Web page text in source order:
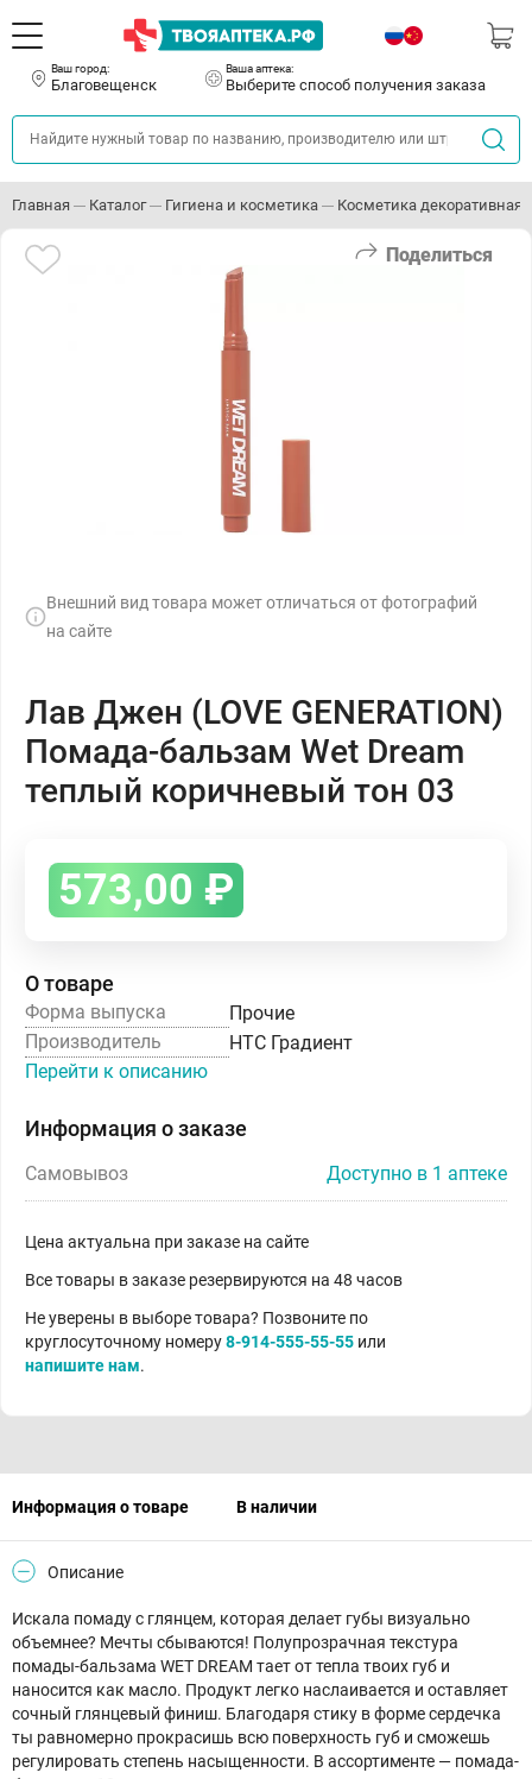
Ваш город:
Благовещенск
Ваша аптека:
Выберите способ получения заказа
Главная Каталог Гигиена и косметика Косметика декоративная
Поделиться
Внешний вид товара может отличаться от фотографий
на сайте
Лав Джен (LOVE GENERATION)
Помада-бальзам Wet Dream
теплый коричневый тон 03
573,00 ₽
О товаре
Форма выпуска
Прочие
Производитель
НТС Градиент
Перейти к описанию
Информация о заказе
Самовывоз Доступно в 1 аптеке
Цена актуальна при заказе на сайте
Все товары в заказе резервируются на 48 часов
Не уверены в выборе товара? Позвоните по
круглосуточному номеру8-914-555-55-55 или
напишите нам.
Информация о товаре В наличии
Описание
Искала помаду с глянцем, которая делает губы визуально
объемнее? Мечты сбываются! Полупрозрачная текстура
помады-бальзама WET DREAM тает от тепла твоих губ и
наносится как масло. Продукт легко наслаивается и оставляет
сочный глянцевый финиш. Благодаря стику в форме сердечка
ты равномерно прокрасишь всю поверхность губ и сможешь
регулировать степень насыщенности. В ассортименте — помада-